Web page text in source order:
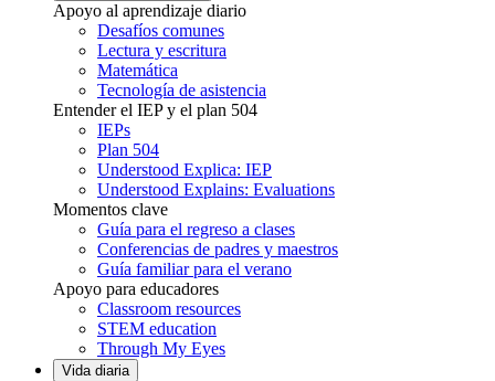
Apoyo al aprendizaje diario
Desafíos comunes
Lectura y escritura
Matemática
Tecnología de asistencia
Entender el IEP y el plan 504
IEPs
Plan 504
Understood Explica: IEP
Understood Explains: Evaluations
Momentos clave
Guía para el regreso a clases
Conferencias de padres y maestros
Guía familiar para el verano
Apoyo para educadores
Classroom resources
STEM education
Through My Eyes
Vida diaria